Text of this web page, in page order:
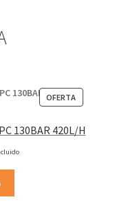
OFERTA
EN
130BAR 420L/H